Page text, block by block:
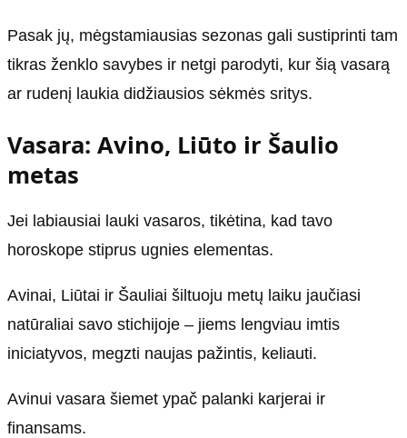
Pasak jų, mėgstamiausias sezonas gali sustiprinti tam
tikras ženklo savybes ir netgi parodyti, kur šią vasarą
ar rudenį laukia didžiausios sėkmės sritys.
Vasara: Avino, Liūto ir Šaulio
metas
Jei labiausiai lauki vasaros, tikėtina, kad tavo
horoskope stiprus ugnies elementas.
Avinai, Liūtai ir Šauliai šiltuoju metų laiku jaučiasi
natūraliai savo stichijoje – jiems lengviau imtis
iniciatyvos, megzti naujas pažintis, keliauti.
Avinui vasara šiemet ypač palanki karjerai ir
finansams.